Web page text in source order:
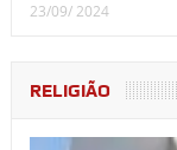
23/09/ 2024
RELIGIÃO